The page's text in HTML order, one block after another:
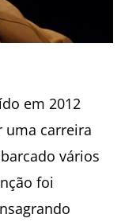
em 2012
uma carreira
vários
foi